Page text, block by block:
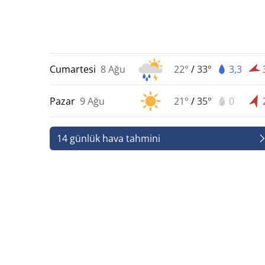
Cumartesi 8 Ağu 22° /33° 3,3
Pazar 9 Ağu 21° /35° 0
14 günlük hava tahmini